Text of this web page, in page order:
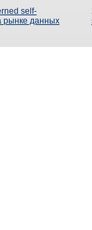
self-
рынке данных